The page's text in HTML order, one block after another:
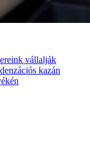
vállalják
kazán